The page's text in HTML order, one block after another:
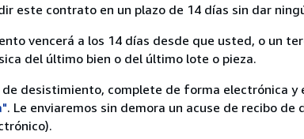
este contrato en un plazo de 14 días sin dar
vencerá a los 14 días desde que usted, o un
del último bien o del último lote o pieza.
de desistimiento, complete de forma electrónica
. Le enviaremos sin demora un acuse de recibo